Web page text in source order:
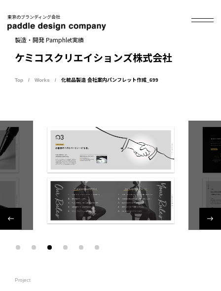
東京のブランディング会社
製造・開発 Pamphlet実績
ケミコスクリエイションズ株式会社
Top Works 化粧品製造 会社案内パンフレット作成_699
Project